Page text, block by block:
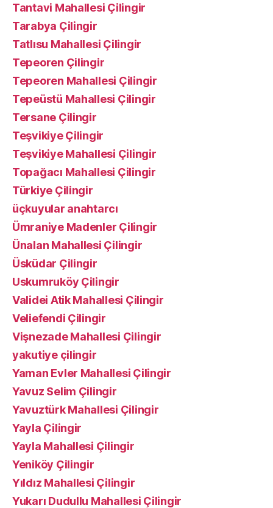
Tantavi Mahallesi Çilingir
Tarabya Çilingir
Tatlısu Mahallesi Çilingir
Tepeoren Çilingir
Tepeoren Mahallesi Çilingir
Tepeüstü Mahallesi Çilingir
Tersane Çilingir
Teşvikiye Çilingir
Teşvikiye Mahallesi Çilingir
Topağacı Mahallesi Çilingir
Türkiye Çilingir
üçkuyular anahtarcı
Ümraniye Madenler Çilingir
Ünalan Mahallesi Çilingir
Üsküdar Çilingir
Uskumruköy Çilingir
Validei Atik Mahallesi Çilingir
Veliefendi Çilingir
Vişnezade Mahallesi Çilingir
yakutiye çilingir
Yaman Evler Mahallesi Çilingir
Yavuz Selim Çilingir
Yavuztürk Mahallesi Çilingir
Yayla Çilingir
Yayla Mahallesi Çilingir
Yeniköy Çilingir
Yıldız Mahallesi Çilingir
Yukarı Dudullu Mahallesi Çilingir